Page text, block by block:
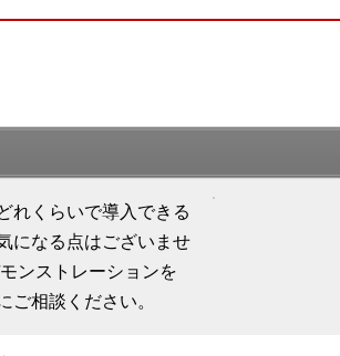
れくらいで導入できる
になる点はございませ
ンストレーションを
ご相談ください。